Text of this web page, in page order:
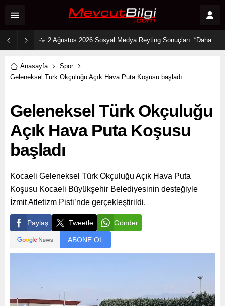
2 Ağustos 2026 Sosyal Medya Reyting Sonuçları: “Daha 17” Ekranlara Ambargo Koydu!
Anasayfa
Spor
Geleneksel Türk Okçuluğu Açık Hava Puta Koşusu başladı
Geleneksel Türk Okçuluğu
Açık Hava Puta Koşusu
başladı
Kocaeli Geleneksel Türk Okçuluğu Açık Hava Puta
Koşusu Kocaeli Büyükşehir Belediyesinin desteğiyle
İzmit Atletizm Pisti’nde gerçekleştirildi.
Paylaş Tweetle Gönder
ABONE OL